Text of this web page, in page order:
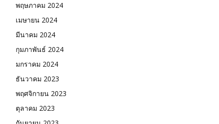
พฤษภาคม 2024
เมษายน 2024
มีนาคม 2024
กุมภาพันธ์ 2024
มกราคม 2024
ธันวาคม 2023
พฤศจิกายน 2023
ตุลาคม 2023